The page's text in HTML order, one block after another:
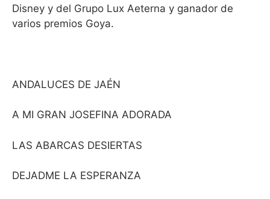
Disney y del Grupo Lux Aeterna y ganador de
varios premios Goya.
ANDALUCES DE JAÉN
A MI GRAN JOSEFINA ADORADA
LAS ABARCAS DESIERTAS
DEJADME LA ESPERANZA